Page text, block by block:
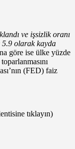
ve işsizlik oranı
5.9 olarak kayda
göre ise ülke yüzde
(FED) faiz
tıklayın)